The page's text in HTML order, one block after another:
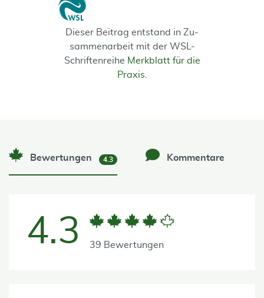
Dieser Beitrag entstand in Zu­
sammenarbeit mit der WSL-
Schriften­reihe Merkblatt für die
Praxis
Bewertungen 4.3 Kommentare
4.3 39 Bewertungen